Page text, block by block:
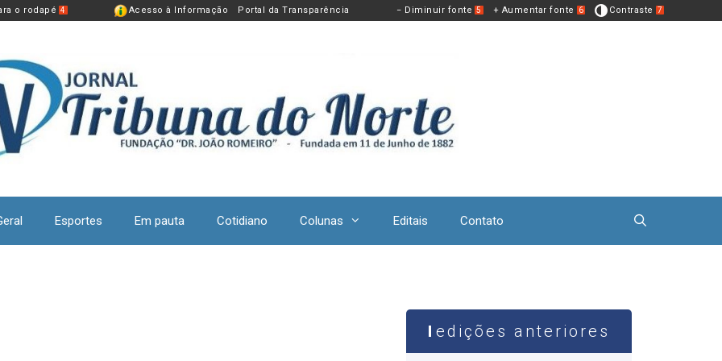
o rodapé 4 Acesso à Informação Portal da Transparência − Diminuir fonte 5 + Aumentar fonte 6 Contraste 7
Esportes Em pauta Cotidiano Colunas Editais Contato
edições anteriores